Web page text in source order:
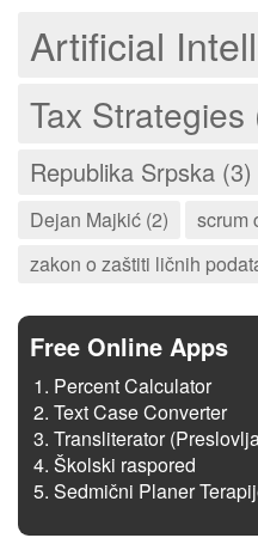
Artificial
Tax Strategies
Republika Srpska (3)
Dejan Majkić (2)
scrum
zakon o zaštiti ličnih
Free Online Apps
Percent Calculator
Text Case Converter
Transliterator
Školski raspored
Sedmični Planer